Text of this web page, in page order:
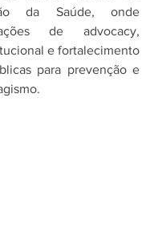
da Saúde, onde
de advocacy,
e fortalecimento
para prevenção e